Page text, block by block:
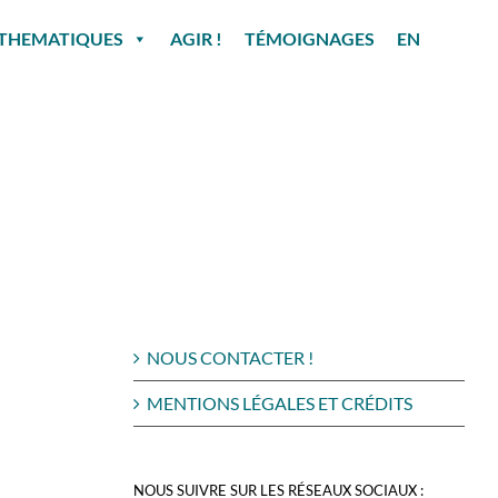
AGIR ! TÉMOIGNAGES EN
NOUS CONTACTER !
MENTIONS LÉGALES ET CRÉDITS
NOUS SUIVRE SUR LES RÉSEAUX SOCIAUX :